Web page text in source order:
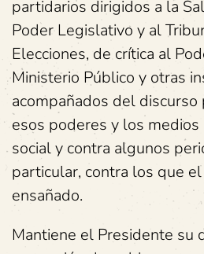
partidarios dirigidos a la
Poder Legislativo y al
Elecciones, de crítica al
Ministerio Público y otras
acompañados del discurso
esos poderes y los medios
social y contra algunos
particular, contra los que
ensañado.
Mantiene el Presidente su